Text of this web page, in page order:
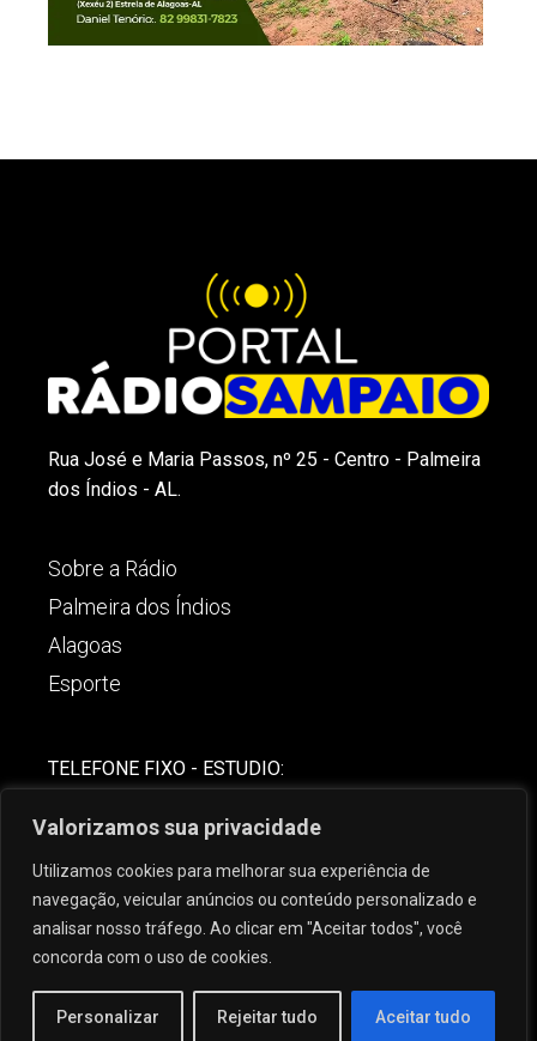
Valorizamos sua privacidade
Utilizamos cookies para melhorar sua experiência de
navegação, veicular anúncios ou conteúdo personalizado e
analisar nosso tráfego. Ao clicar em "Aceitar todos", você
concorda com o uso de cookies.
Personalizar Rejeitar tudo Aceitar tudo
Rua José e Maria Passos, nº 25 - Centro - Palmeira
dos Índios - AL.
Sobre a Rádio
Palmeira dos Índios
Alagoas
Esporte
TELEFONE FIXO - ESTUDIO:
(82) 99621-8806